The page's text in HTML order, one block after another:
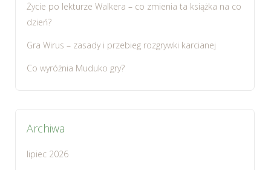
Życie po lekturze Walkera – co zmienia ta książka na co
dzień?
Gra Wirus – zasady i przebieg rozgrywki karcianej
Co wyróżnia Muduko gry?
Archiwa
lipiec 2026